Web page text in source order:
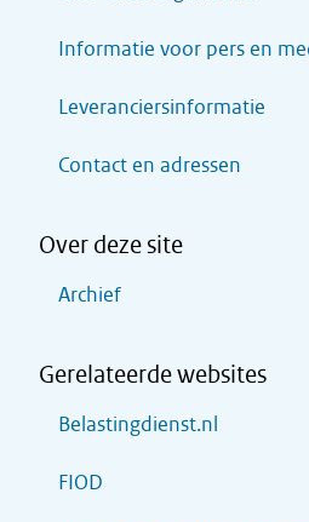
Informatie voor pers en
Leveranciersinformatie
Contact en adressen
Over deze site
Archief
Gerelateerde websites
Belastingdienst.nl
FIOD